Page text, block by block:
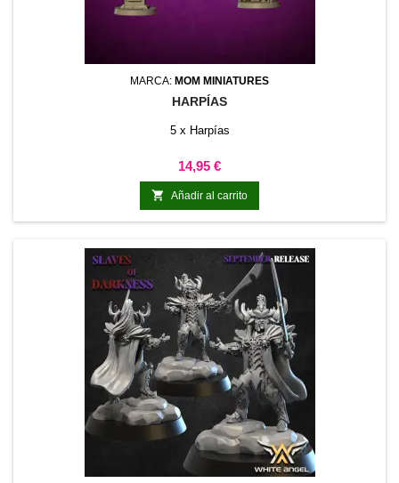
MARCA: MOM MINIATURES
HARPÍAS
5 x Harpías
Precio
14,95 €
 Añadir al carrito